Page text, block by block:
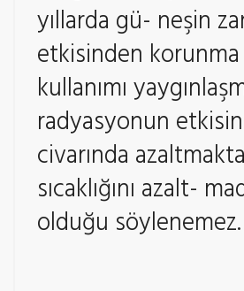
yıllarda gü- neşin
etkisinden korunma
kullanımı
radyasyonun
civarında
sıcaklığını azalt-
olduğu söylenemez.